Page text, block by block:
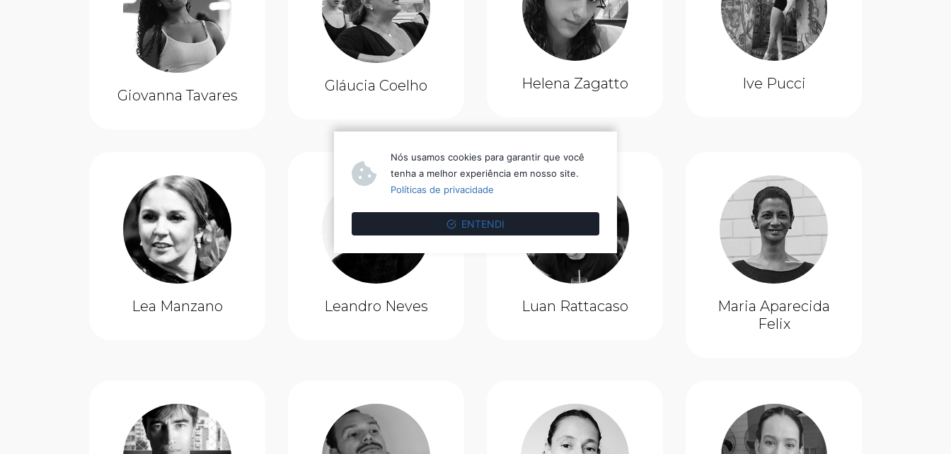
Giovanna Tavares
Gláucia Coelho Helena Zagatto Ive Pucci
Lea Manzano Leandro Neves Luan Rattacaso
Maria Aparecida
Felix
Nós usamos cookies para garantir que você
tenha a melhor experiência em nosso site.
Políticas de privacidade
ENTENDI